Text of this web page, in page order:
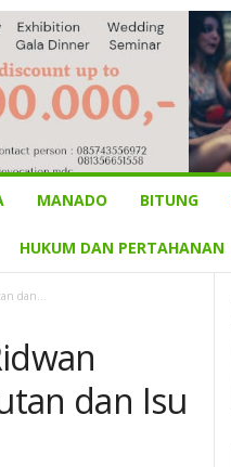
MANADO BITUNG
HUKUM DAN PERTAHANAN
dan...
dan Isu